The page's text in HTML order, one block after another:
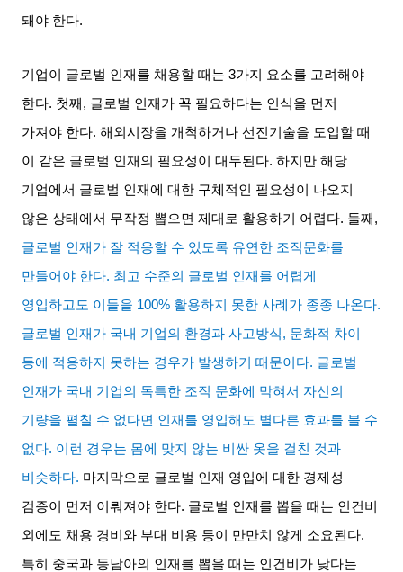
돼야 한다.
기업이 글로벌 인재를 채용할 때는 3가지 요소를 고려해야
한다. 첫째, 글로벌 인재가 꼭 필요하다는 인식을 먼저
가져야 한다.해외시장을 개척하거나 선진기술을 도입할 때
이 같은 글로벌 인재의 필요성이 대두된다.하지만 해당
기업에서 글로벌 인재에 대한 구체적인 필요성이 나오지
않은 상태에서 무작정 뽑으면 제대로 활용하기 어렵다. 둘째,
글로벌 인재가 잘 적응할 수 있도록 유연한 조직문화를
만들어야 한다. 최고 수준의 글로벌 인재를 어렵게
영입하고도 이들을 100% 활용하지 못한 사례가 종종 나온다.
글로벌 인재가 국내 기업의 환경과 사고방식, 문화적 차이
등에 적응하지 못하는 경우가 발생하기 때문이다. 글로벌
인재가 국내 기업의 독특한 조직 문화에 막혀서 자신의
기량을 펼칠 수 없다면 인재를 영입해도 별다른 효과를 볼 수
없다. 이런 경우는 몸에 맞지 않는 비싼 옷을 걸친 것과
비슷하다. 마지막으로 글로벌 인재 영입에 대한 경제성
검증이 먼저 이뤄져야 한다. 글로벌 인재를 뽑을 때는 인건비
외에도 채용 경비와 부대 비용 등이 만만치 않게 소요된다.
특히 중국과 동남아의 인재를 뽑을 때는 인건비가 낮다는